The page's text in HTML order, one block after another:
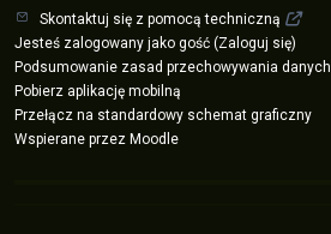
Skontaktuj się z pomocą techniczną
Jesteś zalogowany jako gość (Zaloguj się)
Podsumowanie zasad przechowywania danych
Pobierz aplikację mobilną
Przełącz na standardowy schemat graficzny
Wspierane przez Moodle